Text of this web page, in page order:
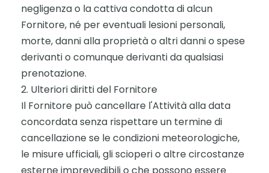
negligenza o la cattiva condotta di alcun
Fornitore, né per eventuali lesioni personali,
morte, danni alla proprietà o altri danni o spese
derivanti o comunque derivanti da qualsiasi
prenotazione.
2. Ulteriori diritti del Fornitore
Il Fornitore può cancellare l'Attività alla data
concordata senza rispettare un termine di
cancellazione se le condizioni meteorologiche,
le misure ufficiali, gli scioperi o altre circostanze